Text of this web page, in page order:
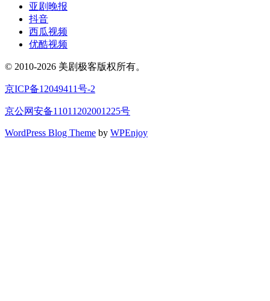
亚剧晚报
抖音
西瓜视频
优酷视频
© 2010-2026 美剧极客版权所有。
京ICP备12049411号-2
京公网安备11011202001225号
WordPress Blog Theme by WPEnjoy